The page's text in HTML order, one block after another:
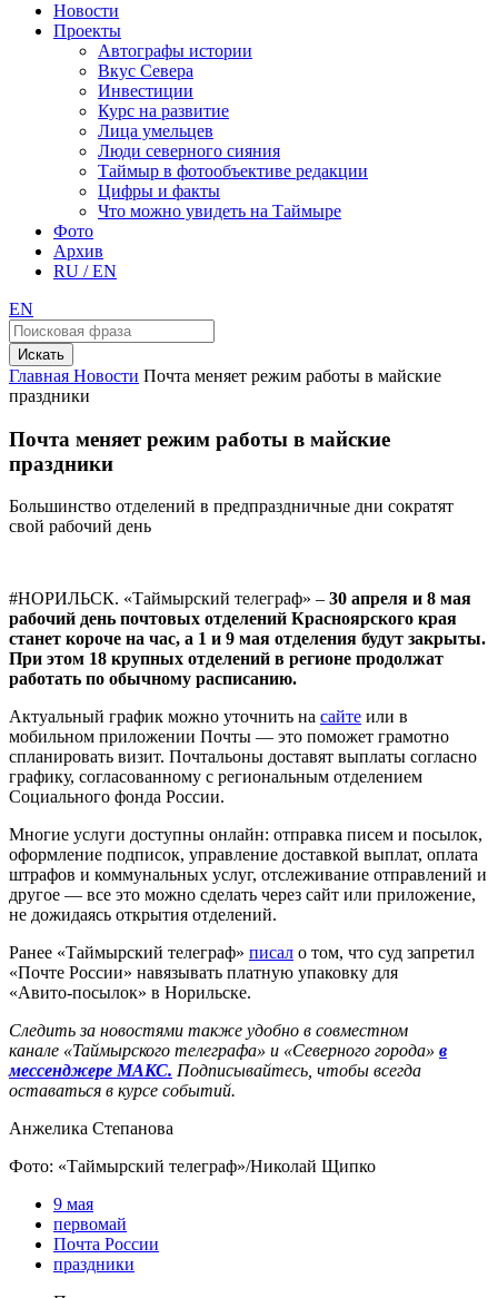
Новости
Проекты
Автографы истории
Вкус Севера
Инвестиции
Курс на развитие
Лица умельцев
Люди северного сияния
Таймыр в фотообъективе редакции
Цифры и факты
Что можно увидеть на Таймыре
Фото
Архив
RU / EN
EN
Искать
Главная Новости Почта меняет режим работы в майские
праздники
Почта меняет режим работы в майские
праздники
Большинство отделений в предпраздничные дни сократят
свой рабочий день
#НОРИЛЬСК. «Таймырский телеграф» – 30 апреля и 8 мая
рабочий день почтовых отделений Красноярского края
станет короче на час, а 1 и 9 мая отделения будут закрыты.
При этом 18 крупных отделений в регионе продолжат
работать по обычному расписанию.
Актуальный график можно уточнить на сайте или в
мобильном приложении Почты — это поможет грамотно
спланировать визит. Почтальоны доставят выплаты согласно
графику, согласованному с региональным отделением
Социального фонда России.
Многие услуги доступны онлайн: отправка писем и посылок,
оформление подписок, управление доставкой выплат, оплата
штрафов и коммунальных услуг, отслеживание отправлений и
другое — все это можно сделать через сайт или приложение,
не дожидаясь открытия отделений.
Ранее «Таймырский телеграф» писал о том, что суд запретил
«Почте России» навязывать платную упаковку для
«Авито‑посылок» в Норильске.
Следить за новостями также удобно в совместном
канале «Таймырского телеграфа» и «Северного города» в
мессенджере МАКС. Подписывайтесь, чтобы всегда
оставаться в курсе событий.
Анжелика Степанова
Фото: «Таймырский телеграф»/Николай Щипко
9 мая
первомай
Почта России
праздники